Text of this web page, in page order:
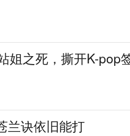
姐之死，撕开K-pop
兰诀依旧能打